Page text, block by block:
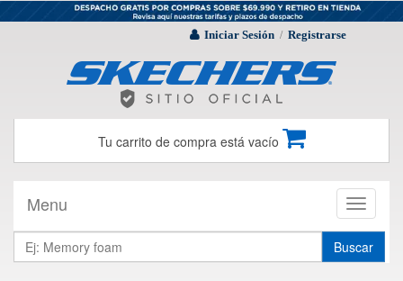
Iniciar Sesión / Registrarse
Tu carrito de compra está vacío
Toggle
Menu
Buscar